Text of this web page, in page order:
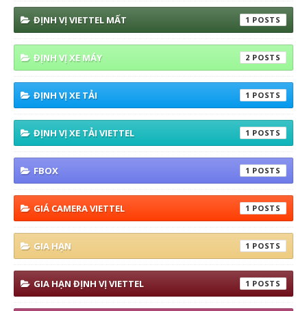
ĐỊNH VỊ VIETTEL MẤT 1
ĐỊNH VỊ XE MÁY 2
ĐỊNH VỊ XE TẢI 1
ĐỊNH VỊ XE TẢI VIETTEL 1
FBOX 1
GIÁ CAMERA VIETTEL 1
GIA HẠN 1
GIA HẠN ĐỊNH VỊ VIETTEL 1